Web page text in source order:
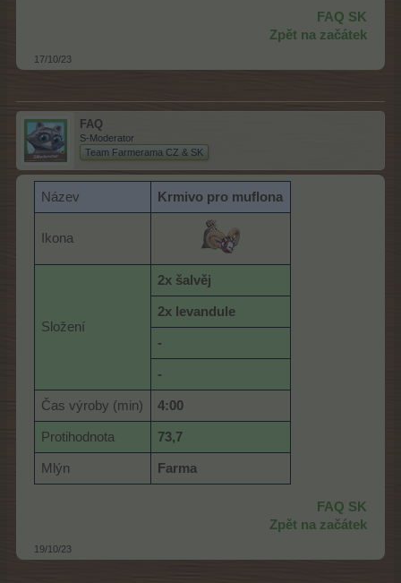
FAQ SK
Zpět na začátek
17/10/23
FAQ
S-Moderator
Team Farmerama CZ & SK
Název Krmivo pro muflona
Ikona
Složení
2x šalvěj
2x levandule
-
-
Čas výroby (min) 4:00
Protihodnota 73,7
Mlýn Farma
FAQ SK
Zpět na začátek
19/10/23